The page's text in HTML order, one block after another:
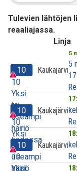
Tulevien lähtöjen
reaaliajassa.
Linja
10
10
Yksi
tai
useampi
häiriö
tiedossa
Kaukajärvi
5
5
10
10
Yksi
tai
useampi
häiriö
Kaukajärvi
10
10
Yksi
Kaukajärvi